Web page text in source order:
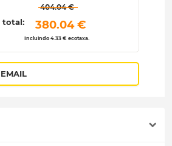
total:
404.04 €
380.04 €
Incluindo 4.33 € ecotaxa.